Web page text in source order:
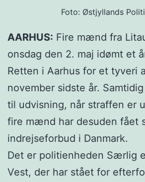
Foto: Østjyllands
AARHUS: Fire mænd fra
onsdag den 2. maj idømt et
Retten i Aarhus for et tyveri
november sidste år.
til udvisning, når straffen er
fire mænd har desuden fået
indrejseforbud i Danmark.
Det er politienheden Særlig
Vest, der har stået for